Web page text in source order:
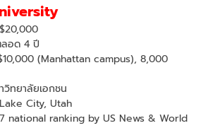
$20,000
ลอด 4 ปี
(Manhattan campus), 8,000
วิทยาลัยเอกชน
City, Utah
national ranking by US News & World